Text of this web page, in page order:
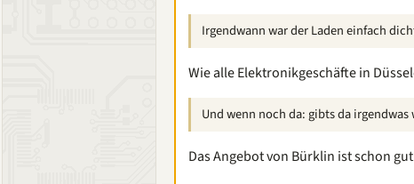
Irgendwann war der Laden einfach
Wie alle Elektronikgeschäfte in
Und wenn noch da: gibts da
Das Angebot von Bürklin ist schon